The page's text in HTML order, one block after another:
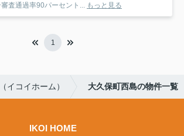
査通過率90パーセント... もっと見る
1
イコイホーム） 大久保町西島の物件一覧
IKOI HOME